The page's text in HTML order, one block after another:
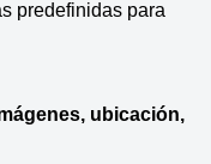
predefinidas para
ubicación,